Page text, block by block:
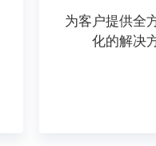
为客户提供全
化的解决